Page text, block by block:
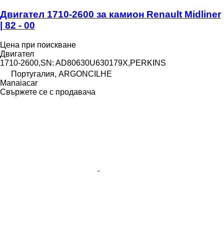
Двигател 1710-2600 за камион Renault Midliner
| 82 - 00
Цена при поискване
Двигател
1710-2600,SN: AD80630U630179X,PERKINS
Португалия, ARGONCILHE
Manaiacar
Свържете се с продавача